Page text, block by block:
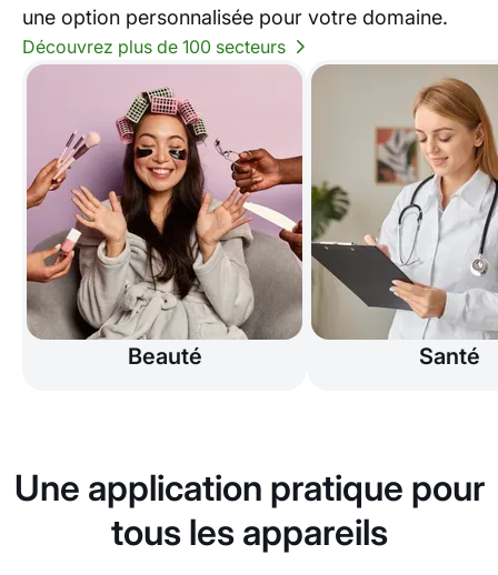
une option personnalisée pour votre domaine.
Découvrez plus de 100 secteurs
Beauté Santé
Une application pratique pour
tous les appareils